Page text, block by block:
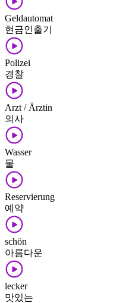
Geldautomat
현금인출기
Polizei
경찰
Arzt / Ärztin
의사
Wasser
물
Reservierung
예약
schön
아름다운
lecker
맛있는